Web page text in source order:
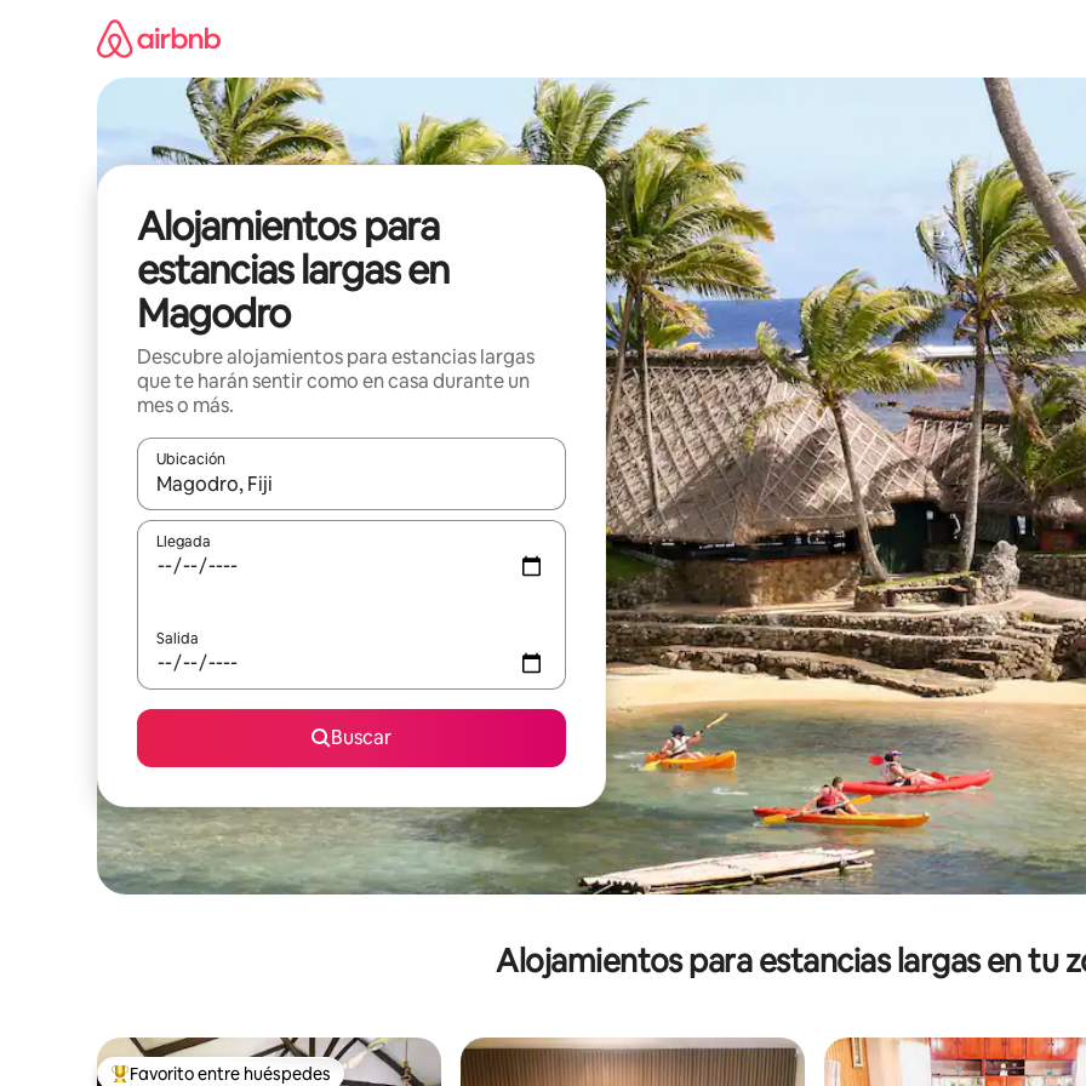
Alojamientos para
estancias largas en
Magodro
Descubre alojamientos para estancias largas
que te harán sentir como en casa durante un
mes o más.
Ubicación
Cuando los resultados estén disponibles, podrás navegar usando las teclas de las flechas hacia arriba y hacia abajo, o
Llegada
Salida
Buscar
Alojamientos para estancias largas en tu
Favorito entre huéspedes